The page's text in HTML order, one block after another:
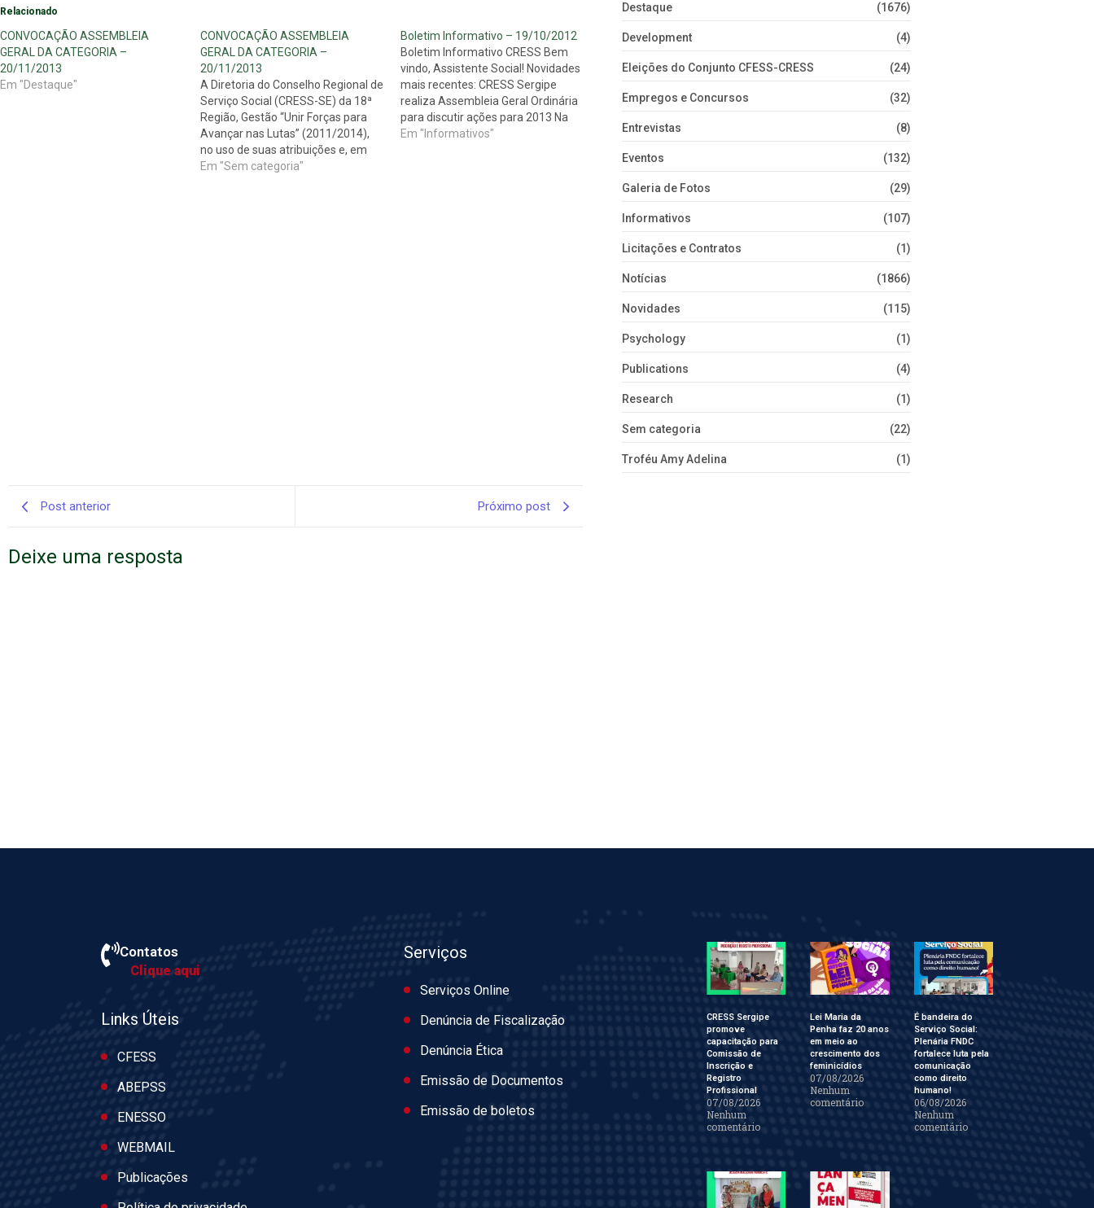
Relacionado
CONVOCAÇÃO ASSEMBLEIA
GERAL DA CATEGORIA –
20/11/2013
Em "Destaque"
CONVOCAÇÃO ASSEMBLEIA
GERAL DA CATEGORIA –
20/11/2013
A Diretoria do Conselho Regional de
Serviço Social (CRESS-SE) da 18ª
Região, Gestão “Unir Forças para
Avançar nas Lutas” (2011/2014),
no uso de suas atribuições e, em
conformidade com o que prevê o
Em "Sem categoria"
Boletim Informativo – 19/10/2012
Boletim Informativo CRESS Bem
vindo, Assistente Social! Novidades
mais recentes: CRESS Sergipe
realiza Assembleia Geral Ordinária
para discutir ações para 2013 Na
tarde de quarta-feira, 17 de
Em "Informativos"
Destaque (1676)
Development (4)
Eleições do Conjunto CFESS-CRESS (24)
Empregos e Concursos (32)
Entrevistas (8)
Eventos (132)
Galeria de Fotos (29)
Informativos (107)
Licitações e Contratos (1)
Notícias (1866)
Novidades (115)
Psychology (1)
Publications (4)
Research (1)
Sem categoria (22)
Troféu Amy Adelina (1)
Post anterior Próximo post
Deixe uma resposta
Contatos
Clique aqui
Links Úteis
CFESS
ABEPSS
ENESSO
WEBMAIL
Publicações
Serviços
Serviços Online
Denúncia de Fiscalização
Denúncia Ética
Emissão de Documentos
Emissão de boletos
CRESS Sergipe
promove
capacitação para
Comissão de
Inscrição e
Registro
Profissional
07/08/2026
Nenhum
comentário
Lei Maria da
Penha faz 20 anos
em meio ao
crescimento dos
feminicídios
07/08/2026
Nenhum
comentário
É bandeira do
Serviço Social:
Plenária FNDC
fortalece luta pela
comunicação
como direito
humano!
06/08/2026
Nenhum
comentário